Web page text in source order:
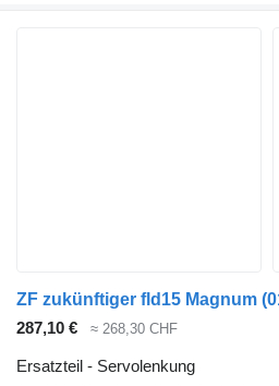
287,10 € ≈ 268,30 CHF
Ersatzteil - Servolenkung